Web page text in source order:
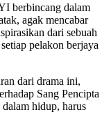
berbincang dalam
agak mencabar
dari sebuah
pelakon berjaya
dari drama ini,
Sang Pencipta
hidup, harus